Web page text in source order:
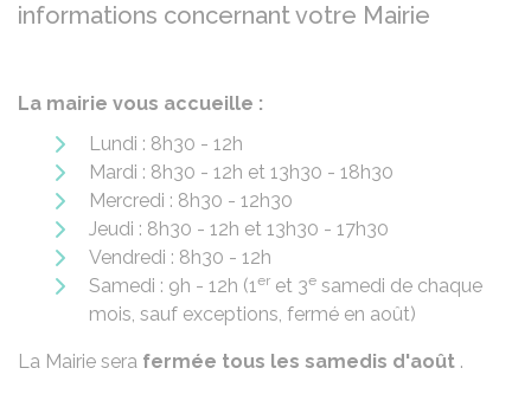
informations concernant votre Mairie
La mairie vous accueille :
Lundi : 8h30 - 12h
Mardi : 8h30 - 12h et 13h30 - 18h30
Mercredi : 8h30 - 12h30
Jeudi : 8h30 - 12h et 13h30 - 17h30
Vendredi : 8h30 - 12h
Samedi : 9h - 12h (1er et 3e samedi de chaque
mois, sauf exceptions, fermé en août)
La Mairie sera fermée tous les samedis d'août .